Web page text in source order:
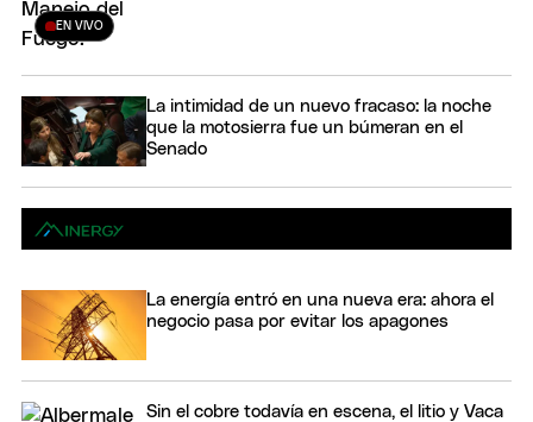
EN VIVO
La intimidad de un nuevo fracaso: la noche
que la motosierra fue un búmeran en el
Senado
La energía entró en una nueva era: ahora el
negocio pasa por evitar los apagones
Sin el cobre todavía en escena, el litio y Vaca